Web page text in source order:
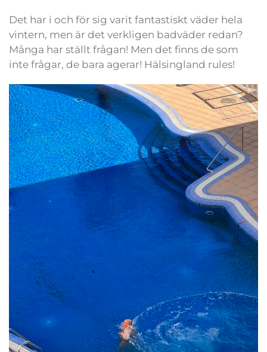
Det har i och för sig varit fantastiskt väder hela
vintern, men är det verkligen badväder redan?
Många har ställt frågan! Men det finns de som
inte frågar, de bara agerar! Hälsingland rules!